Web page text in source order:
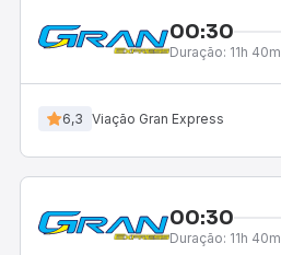
00:30
Duração: 11h 40m
6,3 Viação Gran Express
00:30
Duração: 11h 40m